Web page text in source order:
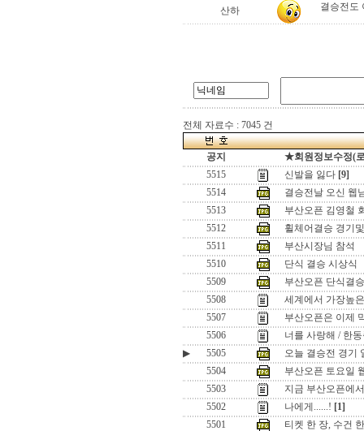
산하 결승전도
전체 자료수 : 7045 건
공지
★회원정보수정(
5515
신발을 잃다 [9]
5514
결승전날 오신 웹
5513
부산오픈 김영철
5512
휠체어결승 경기
5511
부산시장님 참석
5510
단식 결승 시상식
5509
부산오픈 단식결
5508
세계에서 가장높
5507
부산오픈은 이제
5506
너를 사랑해 / 한
▶
5505
오늘 결승전 경기
5504
부산오픈 토요일
5503
지금 부산오픈에
5502
나에게......! [1]
5501
티켓 한 장, 수건